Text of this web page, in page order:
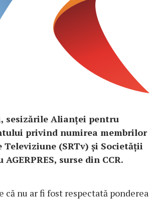
sesizările Alianței pentru
privind numirea membrilor
(SRTv) și Societății
surse din CCR.
nu ar fi fost respectată ponderea